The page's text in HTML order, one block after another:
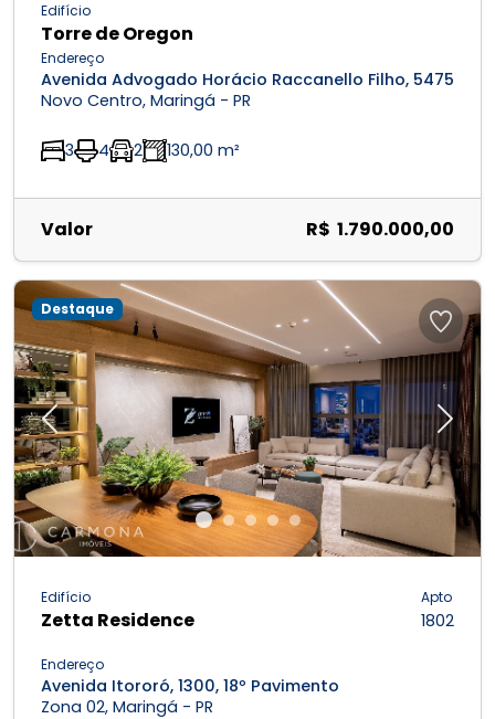
Edifício
Torre de Oregon
Endereço
Avenida Advogado Horácio Raccanello Filho, 5475
Novo Centro, Maringá - PR
3 4 2 130,00 m²
Valor R$ 1.790.000,00
Previous Next
Destaque
Edifício
Zetta Residence
Apto
1802
Endereço
Avenida Itororó, 1300, 18º Pavimento
Zona 02, Maringá - PR